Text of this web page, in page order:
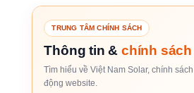
TRUNG TÂM CHÍNH SÁCH
Thông tin & chính sách
Tìm hiểu về Việt Nam Solar, chính
động website.